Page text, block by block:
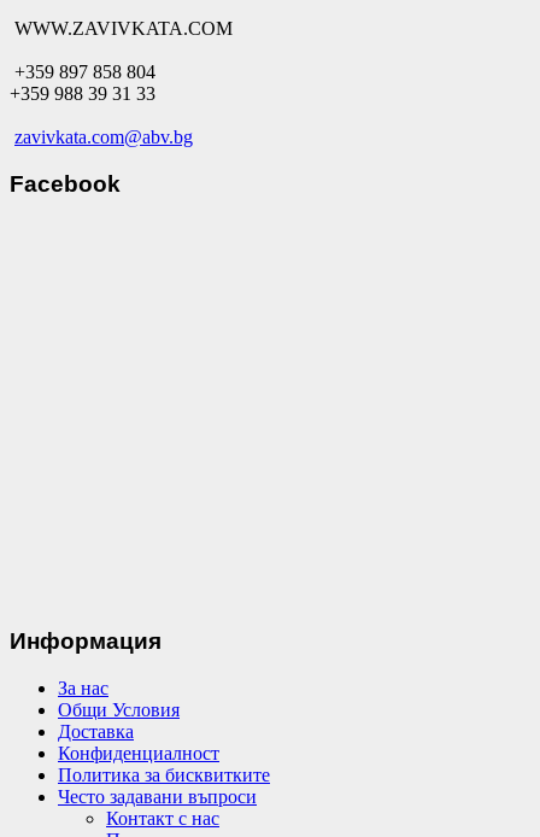
WWW.ZAVIVKATA.COM
+359 897 858 804
+359 988 39 31 33
zavivkata.com@abv.bg
Facebook
Информация
За нас
Общи Условия
Доставка
Конфиденциалност
Политика за бисквитките
Често задавани въпроси
Контакт с нас